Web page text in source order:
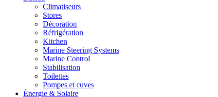
Climatiseurs
Stores
Décoration
Réfrigération
Kitchen
Marine Steering Systems
Marine Control
Stabilisation
Toilettes
Pompes et cuves
Énergie & Solaire